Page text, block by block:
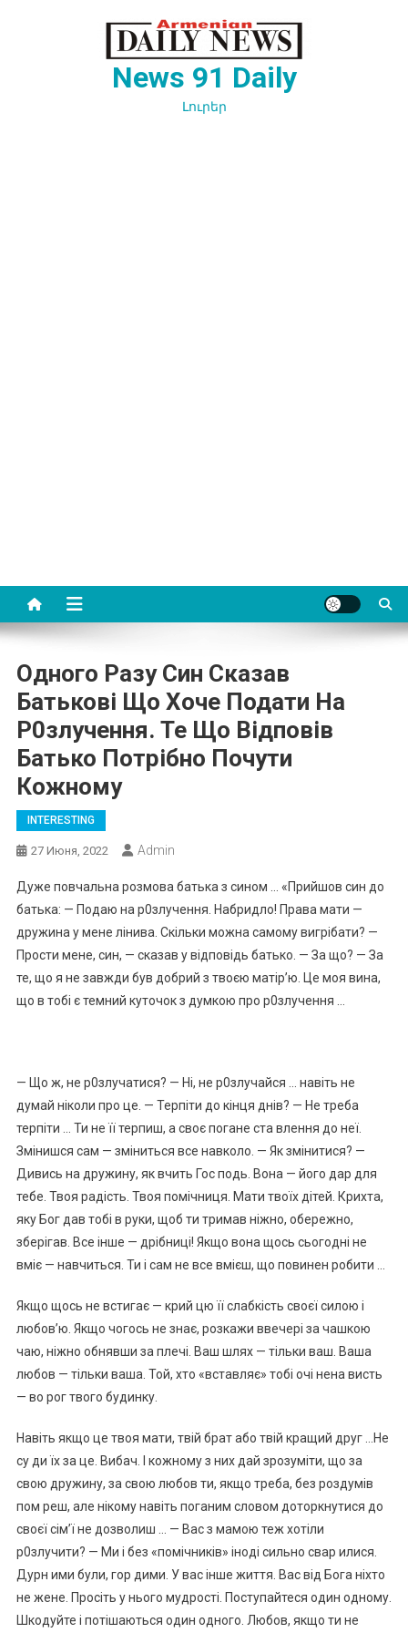
News 91 Daily
Լուրեր
Одного Разу Син Сказав
Батькові Що Хоче Подати На
Р0злучення. Те Що Відповів
Батько Потpібно Почути
Кожному
INTERESTING
27 Июня, 2022 Admin
Дуже повчальна розмова батька з сином … «Прийшов син до
батька: — Подаю на р0злучення. Набридло! Права мати —
дружина у мене лінива. Скільки можна самому вигрібати? —
Прости мене, син, — сказав у відповідь батько. — За що? — За
те, що я не завжди був добрий з твоєю матір’ю. Це моя вина,
що в тобі є темний куточок з думкою про р0злучення …
— Що ж, не р0злучатися? — Ні, не р0злучайся … навіть не
думай ніколи про це. — Терпіти до кінця днів? — Не треба
терпіти … Ти не її терпиш, а своє погане ста влення до неї.
Змінишся сам — зміниться все навколо. — Як змінитися? —
Дивись на дружину, як вчить Гос подь. Вона — його дар для
тебе. Твоя радість. Твоя помічниця. Мати твоїх дітей. Крихта,
яку Бог дав тобі в руки, щоб ти тримав ніжно, обережно,
зберігав. Все інше — дрібниці! Якщо вона щось сьогодні не
вміє — навчиться. Ти і сам не все вмієш, що повинен робити …
Якщо щось не встигає — крий цю її слабкість своєї силою і
любов’ю. Якщо чогось не знає, розкажи ввечері за чашкою
чаю, ніжно обнявши за плечі. Ваш шлях — тільки ваш. Ваша
любов — тільки ваша. Той, хто «вставляє» тобі очі нена висть
— во рог твого будинку.
Навіть якщо це твоя мати, твій брат або твій кращий друг …Не
су ди їх за це. Вибач. І кожному з них дай зрозуміти, що за
свою дружину, за свою любов ти, якщо треба, без роздумів
пом реш, але нікому навіть поганим словом доторкнутися до
своєї сім’ї не дозволиш … — Вас з мамою теж хотіли
р0злучити? — Ми і без «помічників» іноді сильно свар илися.
Дурн ими були, гор дими. У вас інше життя. Вас від Бога ніхто
не жене. Просіть у нього мудрості. Поступайтеся один одному.
Шкодуйте і потішаються один одного. Любов, якщо ти не